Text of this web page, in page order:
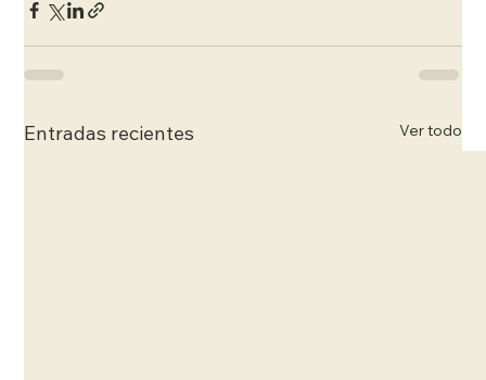
Entradas recientes Ver todo